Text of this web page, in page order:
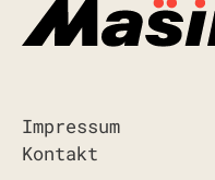
Impressum
Kontakt